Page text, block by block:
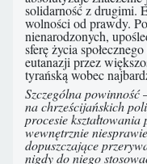
solidarność z drugimi.
wolności od prawdy.
nienarodzonych,
sferę życia
eutanazji przez
tyrańską wobec
Szczególna powinność
na chrześcijańskich
procesie
wewnętrznie
dopuszczające
nigdy do niego